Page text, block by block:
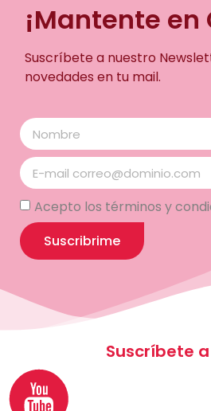
¡Mantente
Suscríbete a nuestro
novedades en tu mail.
Acepto los términos y
Suscribrime
Suscríbete